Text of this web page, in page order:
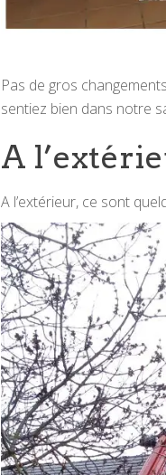
Pas de gros
sentiez bien dans notre
A
A l’extérieur, ce sont